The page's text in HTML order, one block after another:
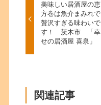
美味しい居酒屋の恵
方巻は魚介まみれで
贅沢すぎる味わいで
す！ 茨木市 「幸
せの居酒屋 喜泉」
関連記事